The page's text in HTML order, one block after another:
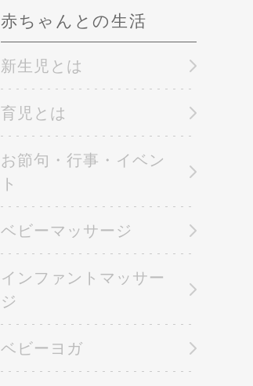
赤ちゃんとの生活
新生児とは
育児とは
お節句・行事・イベン
ト
ベビーマッサージ
インファントマッサー
ジ
ベビーヨガ